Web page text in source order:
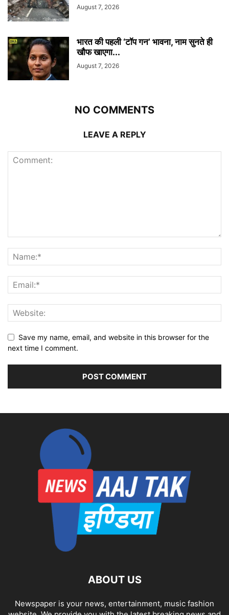
August 7, 2026
भारत की पहली ‘टॉप गन’ भावना, नाम सुनते ही
खौफ खाएगा...
August 7, 2026
NO COMMENTS
LEAVE A REPLY
Save my name, email, and website in this browser for the
next time I comment.
ABOUT US
Newspaper is your news, entertainment, music fashion